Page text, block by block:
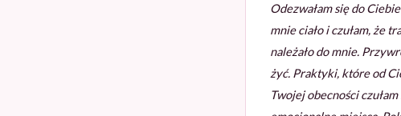
Odezwałam się do
mnie ciało i czułam, że
należało do mnie.
żyć. Praktyki, które od
Twojej obecności